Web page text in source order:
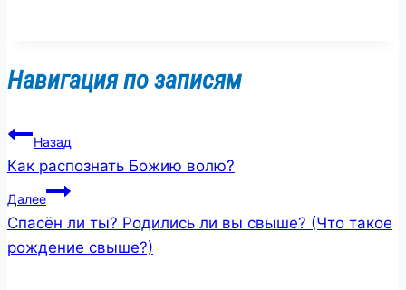
Навигация по записям
Назад
Как распознать Божию волю?
Далее
Спасён ли ты? Родились ли вы свыше? (Что такое
рождение свыше?)